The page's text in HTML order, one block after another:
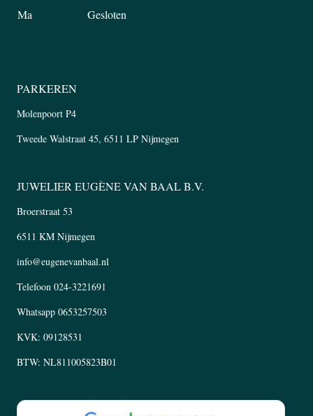
Ma
Gesloten
PARKEREN
Molenpoort P4
Tweede Walstraat 45, 6511 LP Nijmegen
JUWELIER EUGÈNE VAN BAAL B.V.
Broerstraat 53
6511 KM Nijmegen
info@eugenevanbaal.nl
Telefoon 024-3221691
Whatsapp 0653257503
KVK: 09128531
BTW: NL811005823B01